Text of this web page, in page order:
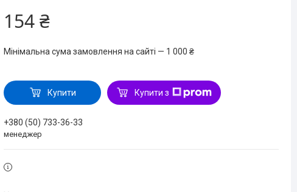
154 ₴
Мінімальна сума замовлення на сайті — 1 000 ₴
Купити Купити з
+380 (50) 733-36-33
менеджер